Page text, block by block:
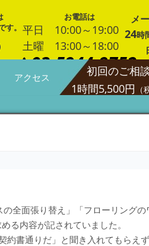
す。
お電話は
平日 10:00～19:00
土曜 13:00～18:00
03-5944-9752
メ
24時
アクセス
初回のご相
1時間5,500円 （
全面張り替え」「フローリング
る内容が記されていました。
書通りだ」と聞き入れてもらえ